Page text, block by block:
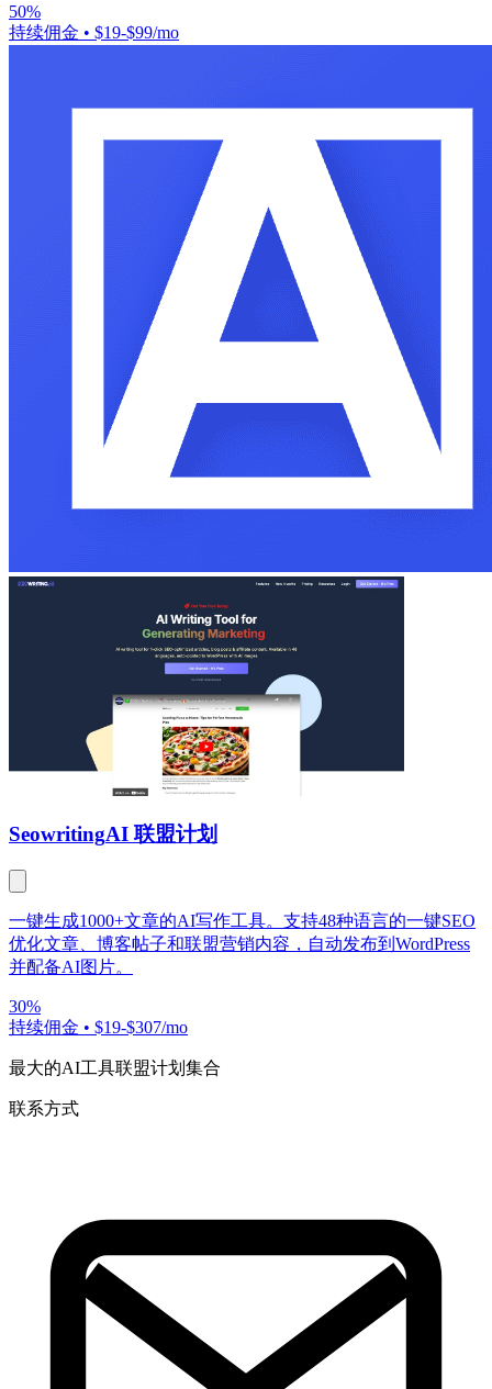
50%
持续佣金 • $19-$99/mo
SeowritingAI 联盟计划
一键生成1000+文章的AI写作工具。支持48种语言的一键SEO
优化文章、博客帖子和联盟营销内容，自动发布到WordPress
并配备AI图片。
30%
持续佣金 • $19-$307/mo
最大的AI工具联盟计划集合
联系方式